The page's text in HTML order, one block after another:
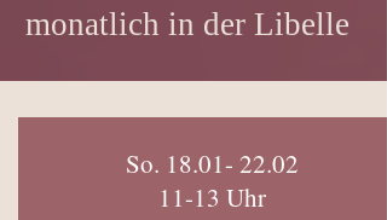
monatlich in der Libelle
So. 18.01- 22.02
11-13 Uhr